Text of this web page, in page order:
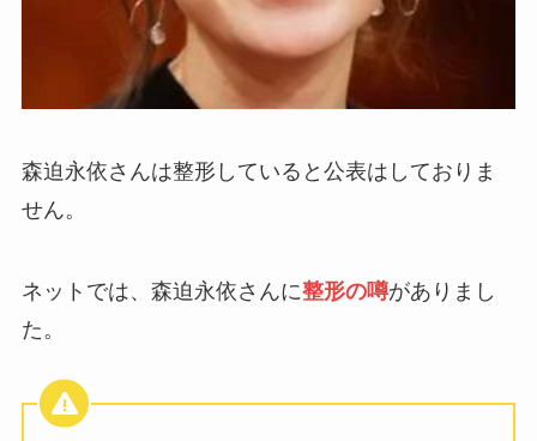
森迫永依さんは整形していると公表はしておりま
せん。
ネットでは、森迫永依さんに整形の噂がありまし
た。